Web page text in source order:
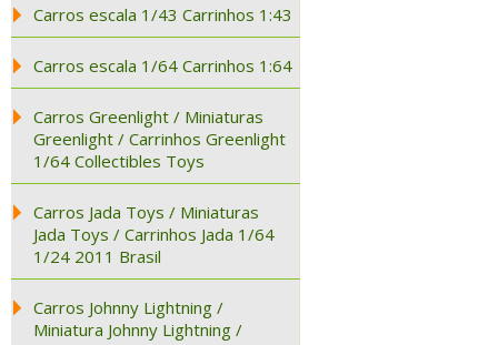
Carros escala 1/43 Carrinhos 1:43
Carros escala 1/64 Carrinhos 1:64
Carros Greenlight / Miniaturas
Greenlight / Carrinhos Greenlight
1/64 Collectibles Toys
Carros Jada Toys / Miniaturas
Jada Toys / Carrinhos Jada 1/64
1/24 2011 Brasil
Carros Johnny Lightning /
Miniatura Johnny Lightning /